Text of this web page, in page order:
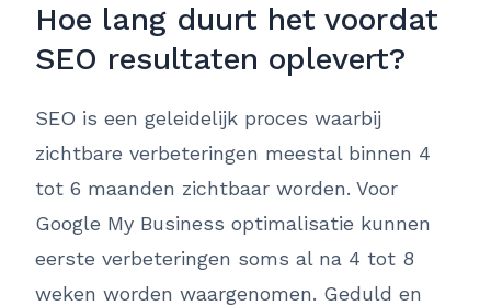
Hoe lang duurt het voordat
SEO resultaten oplevert?
SEO is een geleidelijk proces waarbij
zichtbare verbeteringen meestal binnen 4
tot 6 maanden zichtbaar worden. Voor
Google My Business optimalisatie kunnen
eerste verbeteringen soms al na 4 tot 8
weken worden waargenomen. Geduld en